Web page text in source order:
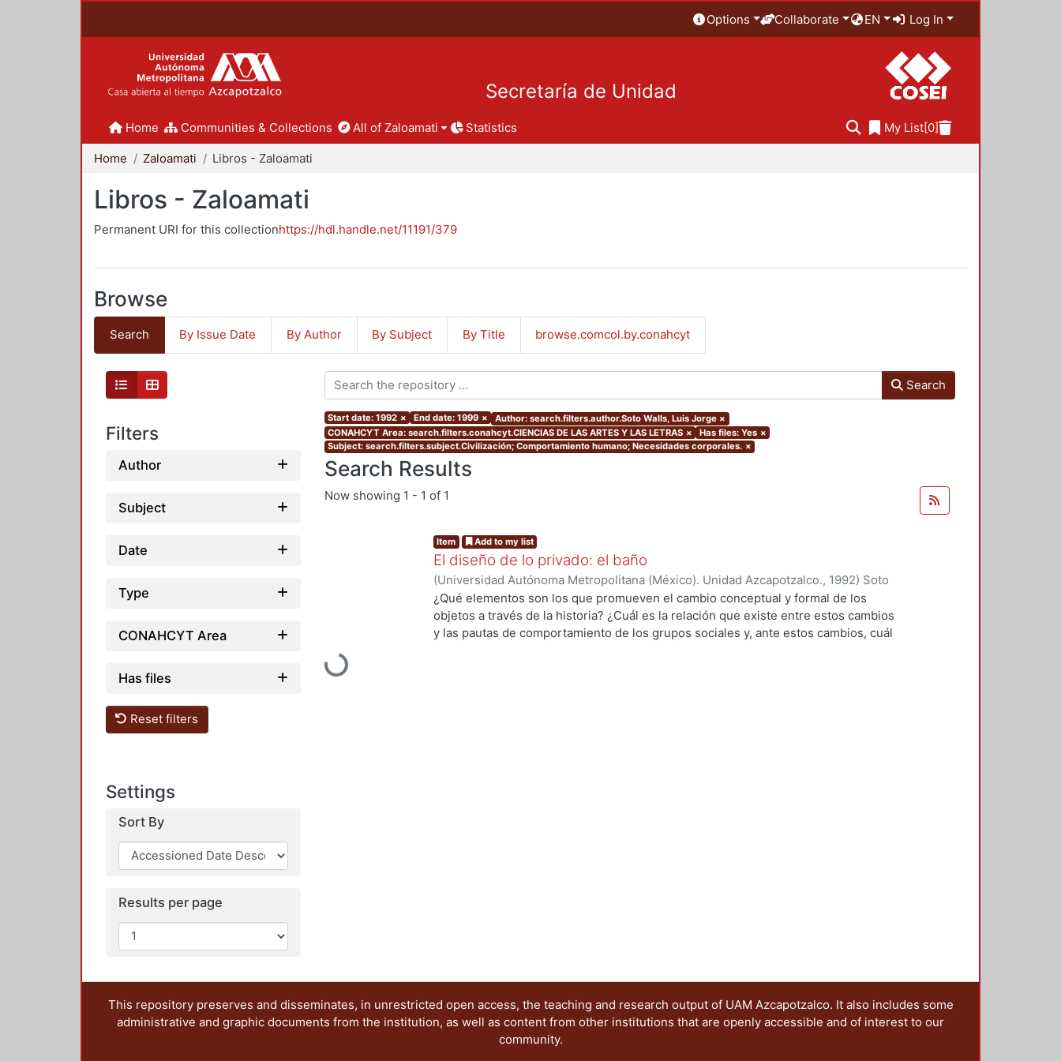
Options Collaborate EN Log In
Secretaría de Unidad
Home Communities & Collections All of Zaloamati Statistics My List[0]
Home Zaloamati Libros - Zaloamati
Libros - Zaloamati
Permanent URI for this collectionhttps://hdl.handle.net/11191/379
Browse
Search By Issue Date By Author By Subject By Title browse.comcol.by.conahcyt
Filters
Author
Subject
Date
Type
CONAHCYT Area
Has files
Reset filters
Settings
Sort By
Results per page
Search
Start date: 1992 × End date: 1999 × Author: search.filters.author.Soto Walls, Luis Jorge ×
CONAHCYT Area: search.filters.conahcyt.CIENCIAS DE LAS ARTES Y LAS LETRAS × Has files: Yes ×
Subject: search.filters.subject.Civilización; Comportamiento humano; Necesidades corporales. ×
Search Results
Now showing 1 - 1 of 1
Loading...
Item Add to my list
El diseño de lo privado: el baño
(Universidad Autónoma Metropolitana (México). Unidad Azcapotzalco., 1992) Soto
Walls, Luis Jorge
¿Qué elementos son los que promueven el cambio conceptual y formal de los
objetos a través de la historia? ¿Cuál es la relación que existe entre estos cambios
y las pautas de comportamiento de los grupos sociales y, ante estos cambios, cuál
This repository preserves and disseminates, in unrestricted open access, the teaching and research output of UAM Azcapotzalco. It also includes some
administrative and graphic documents from the institution, as well as content from other institutions that are openly accessible and of interest to our
community.